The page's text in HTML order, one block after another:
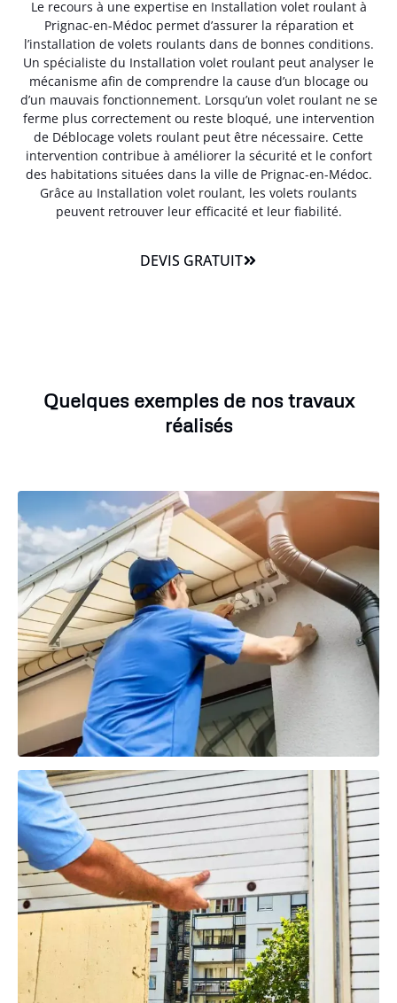
Le recours à une expertise en Installation volet roulant à
Prignac-en-Médoc permet d’assurer la réparation et
l’installation de volets roulants dans de bonnes conditions.
Un spécialiste du Installation volet roulant peut analyser le
mécanisme afin de comprendre la cause d’un blocage ou
d’un mauvais fonctionnement. Lorsqu’un volet roulant ne se
ferme plus correctement ou reste bloqué, une intervention
de Déblocage volets roulant peut être nécessaire. Cette
intervention contribue à améliorer la sécurité et le confort
des habitations situées dans la ville de Prignac-en-Médoc.
Grâce au Installation volet roulant, les volets roulants
peuvent retrouver leur efficacité et leur fiabilité.
DEVIS GRATUIT
Quelques exemples de nos travaux
réalisés